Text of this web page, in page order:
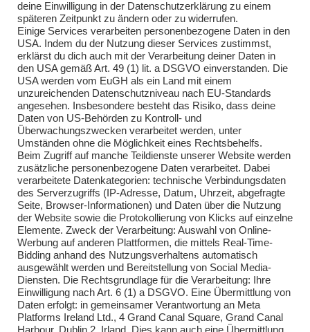
Übungen 2020
Übungen 2021
Übungen 2022
Übungen 2023
Übungen 2024
Übungen 2025
Impressum
Impressum
Kontakt
deine Einwilligung in der Datenschutzerklärung zu einem
späteren Zeitpunkt zu ändern oder zu widerrufen.
Einige Services verarbeiten personenbezogene Daten in den
USA. Indem du der Nutzung dieser Services zustimmst,
erklärst du dich auch mit der Verarbeitung deiner Daten in
den USA gemäß Art. 49 (1) lit. a DSGVO einverstanden. Die
USA werden vom EuGH als ein Land mit einem
unzureichenden Datenschutzniveau nach EU-Standards
angesehen. Insbesondere besteht das Risiko, dass deine
Daten von US-Behörden zu Kontroll- und
Überwachungszwecken verarbeitet werden, unter
Umständen ohne die Möglichkeit eines Rechtsbehelfs.
Beim Zugriff auf manche Teildienste unserer Website werden
zusätzliche personenbezogene Daten verarbeitet. Dabei
verarbeitete Datenkategorien: technische Verbindungsdaten
des Serverzugriffs (IP-Adresse, Datum, Uhrzeit, abgefragte
Seite, Browser-Informationen) und Daten über die Nutzung
der Website sowie die Protokollierung von Klicks auf einzelne
Elemente. Zweck der Verarbeitung: Auswahl von Online-
Werbung auf anderen Plattformen, die mittels Real-Time-
Bidding anhand des Nutzungsverhaltens automatisch
ausgewählt werden und Bereitstellung von Social Media-
Diensten. Die Rechtsgrundlage für die Verarbeitung: Ihre
Einwilligung nach Art. 6 (1) a DSGVO. Eine Übermittlung von
Daten erfolgt: in gemeinsamer Verantwortung an Meta
Platforms Ireland Ltd., 4 Grand Canal Square, Grand Canal